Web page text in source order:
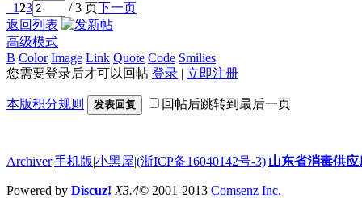
123 / 3 页下一页
返回列表
高级模式
B Color Image Link Quote Code Smilies
您需要登录后才可以回帖 登录 | 立即注册
本版积分规则 发表回复 回帖后跳转到最后一页
Archiver|手机版|小黑屋|(浙ICP备16040142号-3)|山东省消毒供
Powered by Discuz! X3.4© 2001-2013 Comsenz Inc.